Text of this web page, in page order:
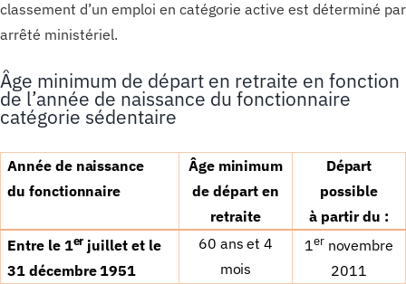
classement d’un emploi en catégorie active est déterminé par
arrêté ministériel.
Âge minimum de départ en retraite en fonction
de l’année de naissance du fonctionnaire
catégorie sédentaire
Année de naissance
du fonctionnaire
Âge minimum
de départ en
retraite
Départ
possible
à partir du :
Entre le 1er juillet et le
31 décembre 1951
60 ans et 4
mois
1er novembre
2011